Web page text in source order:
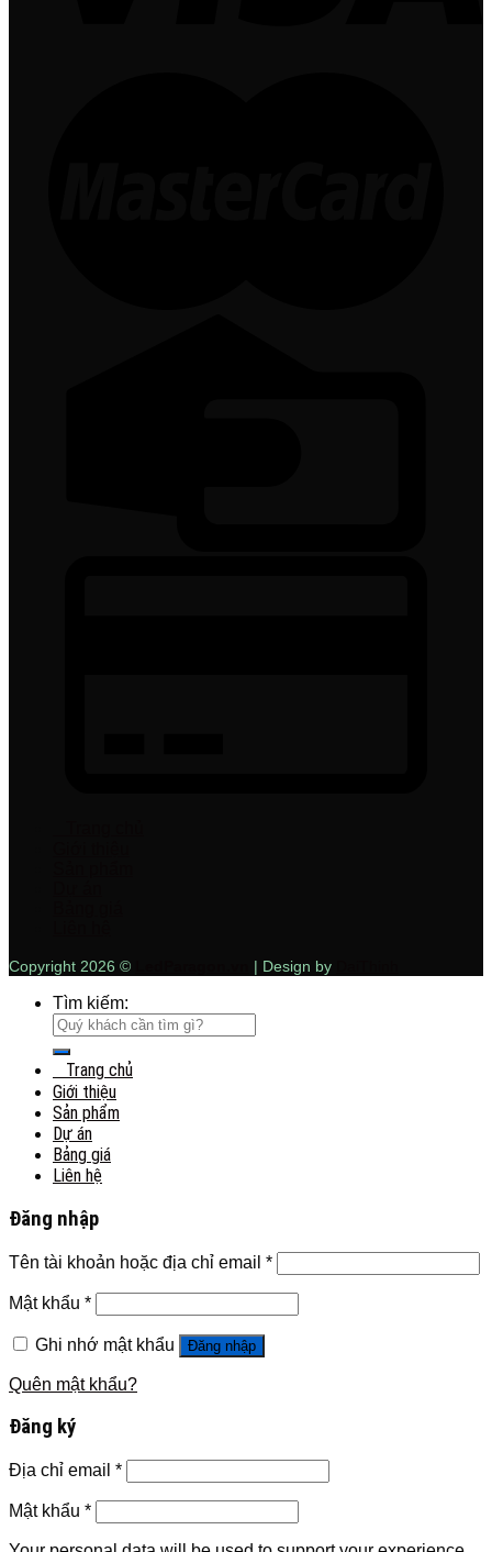
Copyright 2026 © | Design by
Tìm kiếm:
Trang chủ
Giới thiệu
Sản phẩm
Dự án
Bảng giá
Liên hệ
Đăng nhập
Tên tài khoản hoặc địa chỉ email *
Mật khẩu *
Ghi nhớ mật khẩu Đăng nhập
Quên mật khẩu?
Đăng ký
Địa chỉ email *
Mật khẩu *